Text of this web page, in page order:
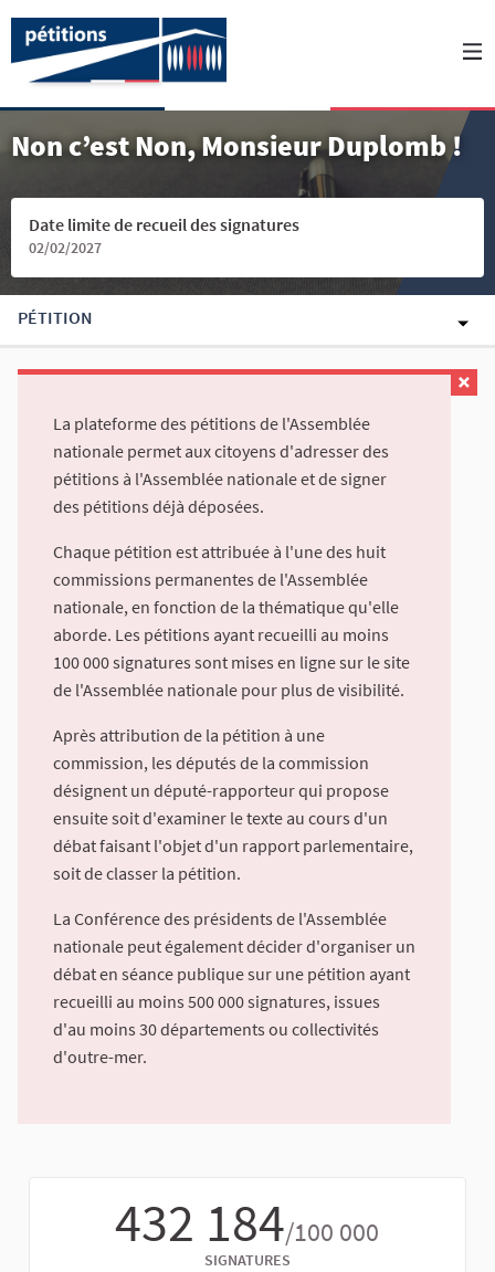
Non c’est Non, Monsieur Duplomb !
Date limite de recueil des signatures
02/02/2027
PÉTITION
La plateforme des pétitions de l'Assemblée
nationale permet aux citoyens d'adresser des
pétitions à l'Assemblée nationale et de signer
des pétitions déjà déposées.
Chaque pétition est attribuée à l'une des huit
commissions permanentes de l'Assemblée
nationale, en fonction de la thématique qu'elle
aborde. Les pétitions ayant recueilli au moins
100 000 signatures sont mises en ligne sur le site
de l'Assemblée nationale pour plus de visibilité.
Après attribution de la pétition à une
commission, les députés de la commission
désignent un député-rapporteur qui propose
ensuite soit d'examiner le texte au cours d'un
débat faisant l'objet d'un rapport parlementaire,
soit de classer la pétition.
La Conférence des présidents de l'Assemblée
nationale peut également décider d'organiser un
débat en séance publique sur une pétition ayant
recueilli au moins 500 000 signatures, issues
d'au moins 30 départements ou collectivités
d'outre-mer.
432 184/100 000
SIGNATURES